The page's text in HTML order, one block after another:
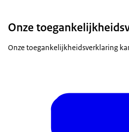
Onze
Onze toegankelijkheidsverklaring